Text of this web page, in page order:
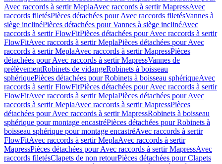
Avec raccords à sertir MeplaAvec raccords à sertir MapressAvec
raccords filetésPièces détachées pour Avec raccords filetésVannes à
siège inclinéPièces détachées pour Vannes à siège inclinéAvec
raccords à sertir FlowFitPièces détachées pour Avec raccords à sertir
FlowFitAvec raccords à sertir MeplaPièces détachées pour Avec
raccords à sertir MeplaAvec raccords à sertir MapressPièces
détachées pour Avec raccords à sertir MapressVannes de
prélèvementRobinets de vidangeRobinets à boisseau
sphériquePièces détachées pour Robinets à boisseau sphériqueAvec
raccords à sertir FlowFitPièces détachées pour Avec raccords à sertir
FlowFitAvec raccords à sertir MeplaPièces détachées pour Avec
raccords à sertir MeplaAvec raccords à sertir MapressPièces
détachées pour Avec raccords à sertir MapressRobinets à boisseau
sphérique pour montage encastréPièces détachées pour Robinets à
boisseau sphérique pour montage encastréAvec raccords à sertir
FlowFitAvec raccords à sertir MeplaAvec raccords à sertir
MapressPièces détachées pour Avec raccords à sertir MapressAvec
raccords filetésClapets de non retourPièces détachées pour Clapets